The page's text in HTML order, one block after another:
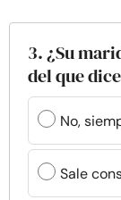
3. ¿Su
del que
No,
Sale